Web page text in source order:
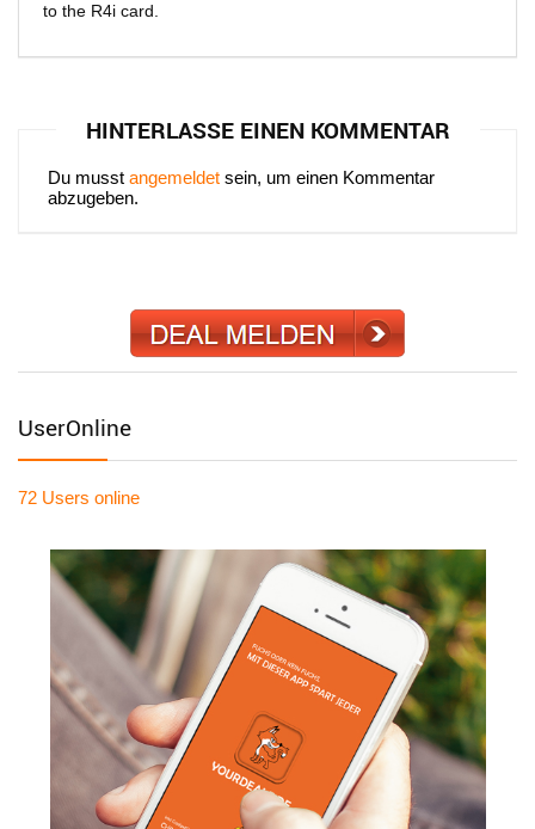
to the R4i card.
HINTERLASSE EINEN KOMMENTAR
Du musst angemeldet sein, um einen Kommentar
abzugeben.
UserOnline
72 Users online